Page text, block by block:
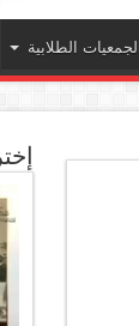
الجمعيات الطلابية